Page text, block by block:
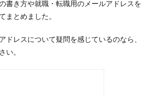
書き方や就職・転職用のメールアドレスを
まとめました。
ドレスについて疑問を感じているのなら、
い。